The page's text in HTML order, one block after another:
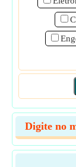
Digite no